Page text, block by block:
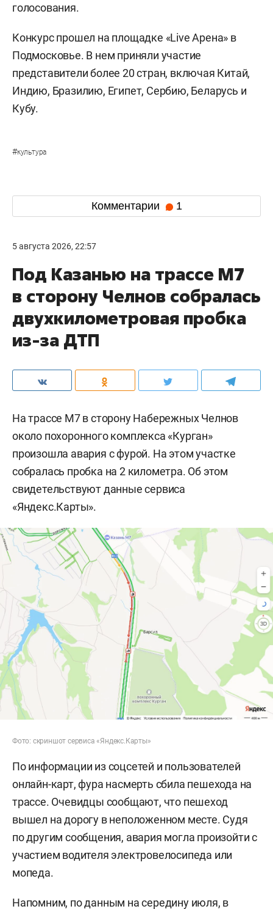
голосования.
Конкурс прошел на площадке «Live Арена» в
Подмосковье. В нем приняли участие
представители более 20 стран, включая Китай,
Индию, Бразилию, Египет, Сербию, Беларусь и
Кубу.
#культура
Комментарии 1
5 августа 2026, 22:57
Под Казанью на трассе М7
в сторону Челнов собралась
двухкилометровая пробка
из-за ДТП
На трассе М7 в сторону Набережных Челнов
около похоронного комплекса «Курган»
произошла авария с фурой. На этом участке
собралась пробка на 2 километра. Об этом
свидетельствуют данные сервиса
«Яндекс.Карты».
Фото: скриншот сервиса «Яндекс.Карты»
По информации из соцсетей и пользователей
онлайн-карт, фура насмерть сбила пешехода на
трассе. Очевидцы сообщают, что пешеход
вышел на дорогу в неположенном месте. Судя
по другим сообщения, авария могла произойти с
участием водителя электровелосипеда или
мопеда.
Напомним, по данным на середину июля, в